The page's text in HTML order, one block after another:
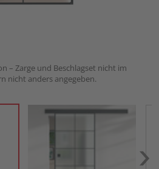
– Zarge und Beschlagset nicht im
nicht anders angegeben.